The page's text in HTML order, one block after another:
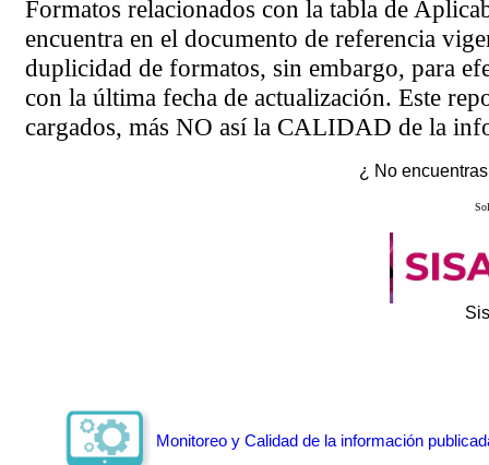
Formatos relacionados con la tabla de
encuentra en el documento de referencia
duplicidad de formatos, sin embargo, para
con la última fecha de actualización. Este
cargados, más NO así la CALIDAD de la
¿ No
Monitoreo y Calidad de la información